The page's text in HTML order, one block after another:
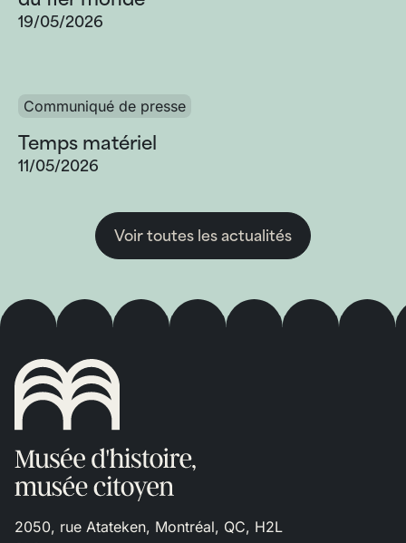
19/05/2026
Communiqué de presse
Temps matériel
11/05/2026
Voir toutes les actualités
2050, rue Atateken, Montréal, QC, H2L